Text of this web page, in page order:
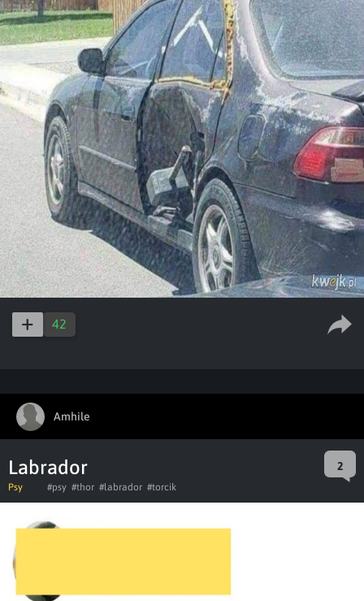
42
Amhile
Labrador 2
Psy #psy #thor #labrador #torcik